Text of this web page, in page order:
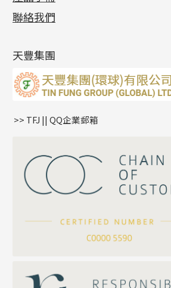
公司名稱
側身車花鏈系列
側身鏈系列
雙十字鏈系列
水波鏈系列
蛇骨鏈系列
鏈尾系列
嘴唇鏈系列
S車花鏈系列
珍珠鏈系列
坦克鏈系列
滿天星鏈系列
方假繩鏈系列
綫拍系列
美拍系列
耳環扣系列
耳綫/耳鈎系列
耳環爪頭
耳環
龍蝦扣系列
鴨俐制系列
字母吊墜
相盒吊墜
項鏈吊墜
生肖吊墜
星座吊墜
珠扣
焊片及鐳射綫
空心車花管
空心光身珠
無孔批花珠
鑲口戒指
鑲口手鏈系列
空心车花管首饰链
空心手鐲系列
拉簧珠珠手鏈
記憶鈦手鐲
展覽會資訊
最新產品資訊
聯絡我們
天豐集團
>> TFJ || QQ企業郵箱